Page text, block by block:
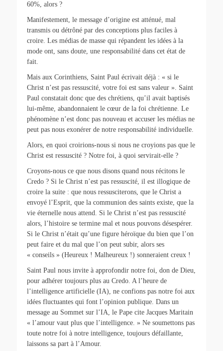
60%, alors ?
Manifestement, le message d’origine est atténué, mal
transmis ou détrôné par des conceptions plus faciles à
croire. Les médias de masse qui répandent les idées à la
mode ont, sans doute, une responsabilité dans cet état de
fait.
Mais aux Corinthiens, Saint Paul écrivait déjà : « si le
Christ n’est pas ressuscité, votre foi est sans valeur ». Saint
Paul constatait donc que des chrétiens, qu’il avait baptisés
lui-même, abandonnaient le cœur de la foi chrétienne. Le
phénomène n’est donc pas nouveau et accuser les médias ne
peut pas nous exonérer de notre responsabilité individuelle.
Alors, en quoi croirions-nous si nous ne croyions pas que le
Christ est ressuscité ? Notre foi, à quoi servirait-elle ?
Croyons-nous ce que nous disons quand nous récitons le
Credo ? Si le Christ n’est pas ressuscité, il est illogique de
croire la suite : que nous ressusciterons, que le Christ a
envoyé l’Esprit, que la communion des saints existe, que la
vie éternelle nous attend. Si le Christ n’est pas ressuscité
alors, l’histoire se termine mal et nous pouvons désespérer.
Si le Christ n’était qu’une figure héroïque du bien que l’on
peut faire et du mal que l’on peut subir, alors ses
« conseils » (Heureux ! Malheureux !) sonneraient creux !
Saint Paul nous invite à approfondir notre foi, don de Dieu,
pour adhérer toujours plus au Credo. A l’heure de
l’intelligence artificielle (IA), ne confions pas notre foi aux
idées fluctuantes qui font l’opinion publique. Dans un
message au Sommet sur l’IA, le Pape cite Jacques Maritain
« l’amour vaut plus que l’intelligence. » Ne soumettons pas
toute notre foi à notre intelligence, toujours défaillante,
laissons sa part à l’Amour.